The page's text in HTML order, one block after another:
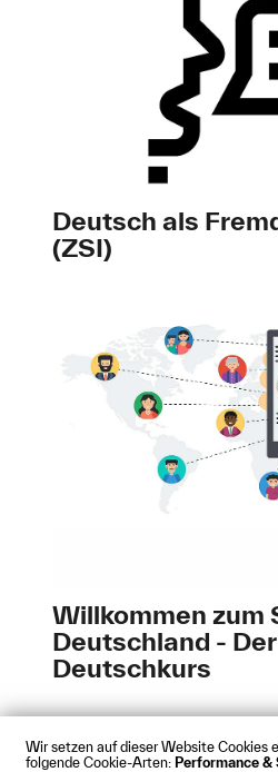
Wir setzen auf dieser Website Cookies
folgende Cookie-Arten: Performance &
Deutsch als
(ZSI)
Willkommen zum
Deutschland -
Deutschkurs